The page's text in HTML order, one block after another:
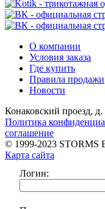
О компании
Условия заказа
Где купить
Правила продажи
Новости
Конаковский проезд,
Политика
соглашение
© 1999-2023 STORMS
Карта сайта
Логин: